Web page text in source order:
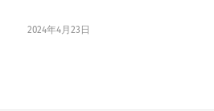
2024年4月23日